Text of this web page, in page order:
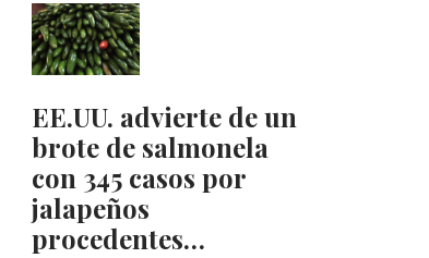
EE.UU. advierte de un
brote de salmonela
con 345 casos por
jalapeños
procedentes…